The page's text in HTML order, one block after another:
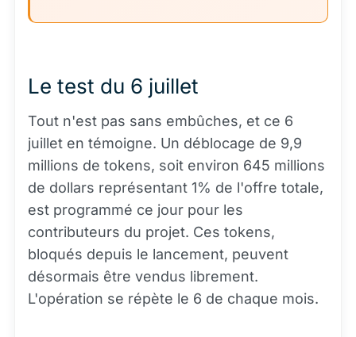
Le test du 6 juillet
Tout n'est pas sans embûches, et ce 6
juillet en témoigne. Un déblocage de 9,9
millions de tokens, soit environ 645 millions
de dollars représentant 1% de l'offre totale,
est programmé ce jour pour les
contributeurs du projet. Ces tokens,
bloqués depuis le lancement, peuvent
désormais être vendus librement.
L'opération se répète le 6 de chaque mois.